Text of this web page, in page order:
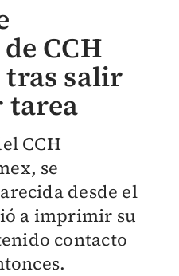
CCH
tras salir
CCH
se
desde el
a imprimir su
contacto